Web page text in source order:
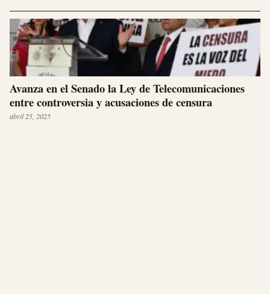
Avanza en el Senado la Ley de Telecomunicaciones
entre controversia y acusaciones de censura
abril 25, 2025